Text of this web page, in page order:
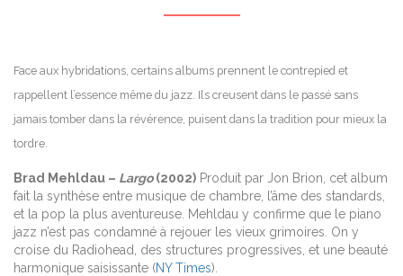
Face aux hybridations, certains albums prennent le contrepied et
rappellent l’essence même du jazz. Ils creusent dans le passé sans
jamais tomber dans la révérence, puisent dans la tradition pour mieux la
tordre.
Brad Mehldau – Largo(2002) Produit par Jon Brion, cet album
fait la synthèse entre musique de chambre, l’âme des standards,
et la pop la plus aventureuse. Mehldau y confirme que le piano
jazz n’est pas condamné à rejouer les vieux grimoires. On y
croise du Radiohead, des structures progressives, et une beauté
harmonique saisissante (NY Times).